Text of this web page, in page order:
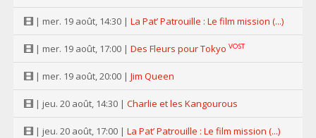
| mer. 19 août, 14:30 | La Pat’ Patrouille : Le film mission (...)
| mer. 19 août, 17:00 | Des Fleurs pour Tokyo VOST
| mer. 19 août, 20:00 | Jim Queen
| jeu. 20 août, 14:30 | Charlie et les Kangourous
| jeu. 20 août, 17:00 | La Pat’ Patrouille : Le film mission (...)